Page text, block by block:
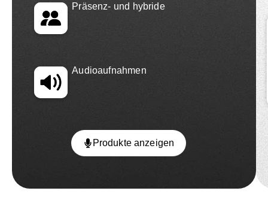
Präsenz- und hybride
Audioaufnahmen
Produkte anzeigen